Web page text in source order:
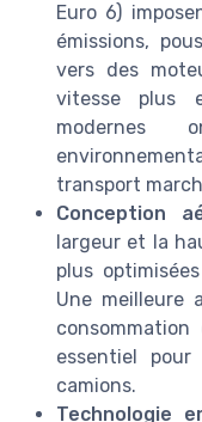
Euro 6)
émissions,
vers des
vitesse plus
modernes
transport
Conception
largeur et la
plus
Une meilleure
essentiel
camions.
Technologie